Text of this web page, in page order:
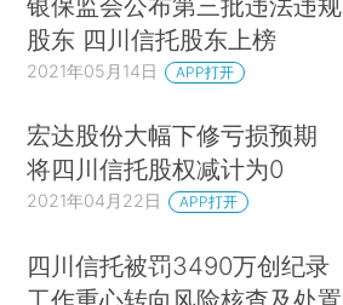
股东 四川信托股东上榜
2021年05月14日 APP打开
宏达股份大幅下修亏损预期
将四川信托股权减计为0
2021年04月22日 APP打开
四川信托被罚3490万创纪录